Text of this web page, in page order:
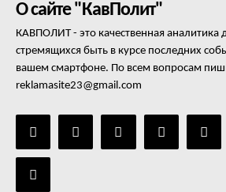
О сайте "КавПолит"
КАВПОЛИТ - это качественная
стремящихся быть в курсе последних
вашем смартфоне. По всем вопросам
reklamasite23@gmail.com